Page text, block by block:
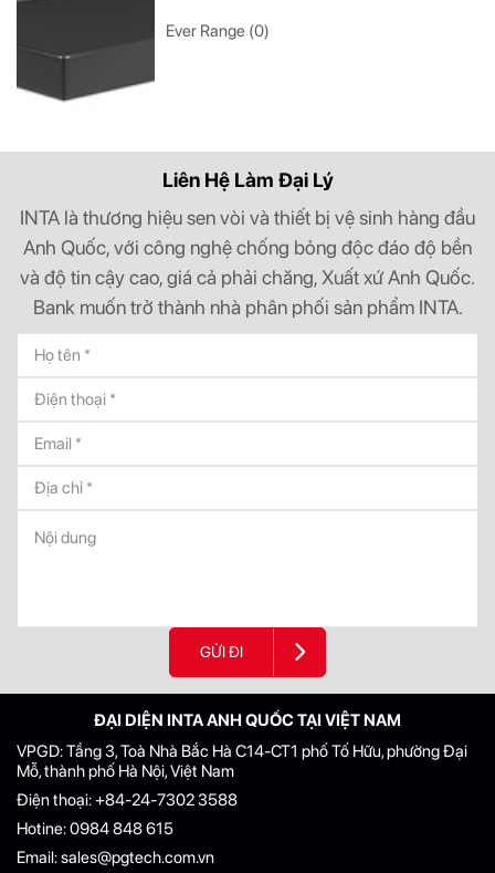
Ever Range (0)
Liên Hệ Làm Đại Lý
INTA là thương hiệu sen vòi và thiết bị vệ sinh hàng đầu
Anh Quốc, với công nghệ chống bỏng độc đáo độ bền
và độ tin cậy cao, giá cả phải chăng, Xuất xứ Anh Quốc.
Bank muốn trở thành nhà phân phối sản phẩm INTA.
GỬI ĐI
ĐẠI DIỆN INTA ANH QUỐC TẠI VIỆT NAM
VPGD: Tầng 3, Toà Nhà Bắc Hà C14-CT1 phố Tố Hữu, phường Đại
Mỗ, thành phố Hà Nội, Việt Nam
Điện thoại:+84-24-7302 3588
Hotine:0984 848 615
Email:sales@pgtech.com.vn